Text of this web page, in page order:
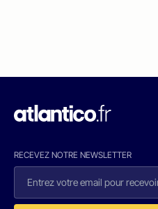
RECEVEZ NOTRE NEWSLETTER